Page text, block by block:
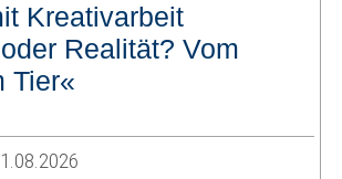
Kreativarbeit
Realität? Vom
Tier«